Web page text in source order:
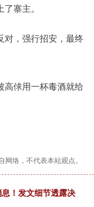
寨主。
对，强行招安，最终
高俅用一杯毒酒就给
络，不代表本站观点。
！发文细节透露决